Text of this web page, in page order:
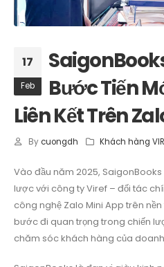
17
Feb
Bước Tiến
Liên Kết Trên
By cuongdh Khách hàng
Vào đầu năm 2025,
lược với công ty Viref – đối tác
công nghệ Zalo Mini App trên
bước đi quan trọng trong chiến
chăm sóc khách hàng của